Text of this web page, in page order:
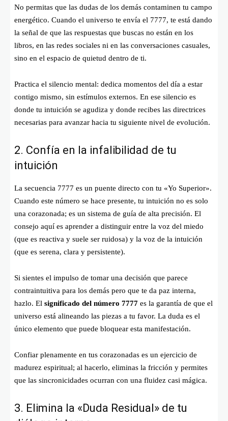
No permitas que las dudas de los demás contaminen tu campo
energético. Cuando el universo te envía el 7777, te está dando
la señal de que las respuestas que buscas no están en los
libros, en las redes sociales ni en las conversaciones casuales,
sino en el espacio de quietud dentro de ti.
Practica el silencio mental: dedica momentos del día a estar
contigo mismo, sin estímulos externos. En ese silencio es
donde tu intuición se agudiza y donde recibes las directrices
necesarias para avanzar hacia tu siguiente nivel de evolución.
2. Confía en la infalibilidad de tu
intuición
La secuencia 7777 es un puente directo con tu «Yo Superior».
Cuando este número se hace presente, tu intuición no es solo
una corazonada; es un sistema de guía de alta precisión. El
consejo aquí es aprender a distinguir entre la voz del miedo
(que es reactiva y suele ser ruidosa) y la voz de la intuición
(que es serena, clara y persistente).
Si sientes el impulso de tomar una decisión que parece
contraintuitiva para los demás pero que te da paz interna,
hazlo. El significado del número 7777 es la garantía de que el
universo está alineando las piezas a tu favor. La duda es el
único elemento que puede bloquear esta manifestación.
Confiar plenamente en tus corazonadas es un ejercicio de
madurez espiritual; al hacerlo, eliminas la fricción y permites
que las sincronicidades ocurran con una fluidez casi mágica.
3. Elimina la «Duda Residual» de tu